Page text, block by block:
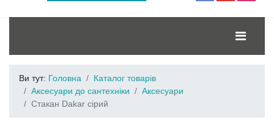
Ви тут: Головна
Каталог товарів
Аксесуари до сантехніки
Аксесуари
Стакан Dakar сірий